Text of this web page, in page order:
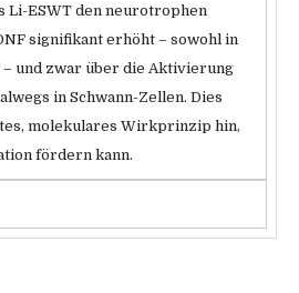
Li-ESWT den neurotrophen
signifikant erhöht – sowohl in
und zwar über die Aktivierung
in Schwann-Zellen. Dies
molekulares Wirkprinzip hin,
fördern kann.